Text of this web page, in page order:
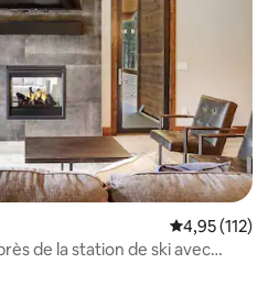
Note
4,95 (112)
de la station de ski avec